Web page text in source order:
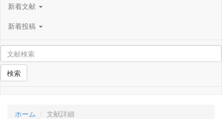
新着文献
新着投稿
検索
ホーム 文献詳細